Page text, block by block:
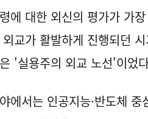
에 대한 외신의 평가가 가
교가 활발하게 진행되던
'실용주의 외교 노선'이었
에서는 인공지능·반도체